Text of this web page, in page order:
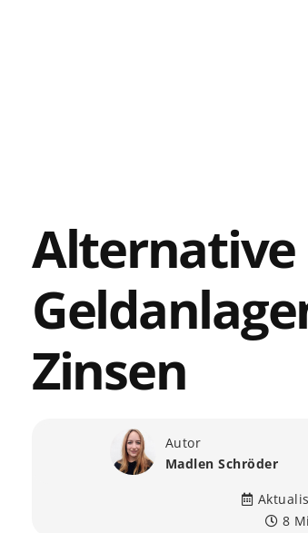
Alternative
Zinsen
Autor
Madlen Schröder
8